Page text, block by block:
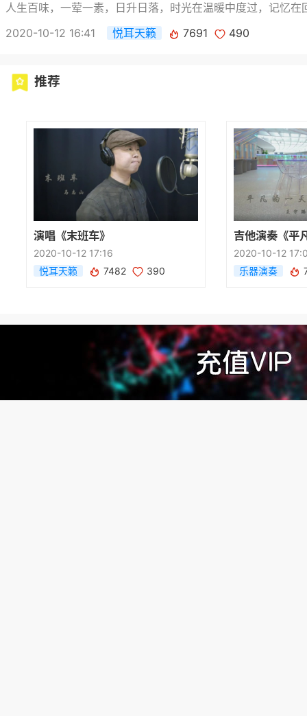
人生百味，一荤一素，日升日落，时光在温暖中度过，记忆在
2020-10-12 16:41
悦耳天籁 7691 490
推荐
演唱《末班车》
2020-10-12 17:16
悦耳天籁
7482 390
吉他演奏《平
2020-10-12
乐器演奏